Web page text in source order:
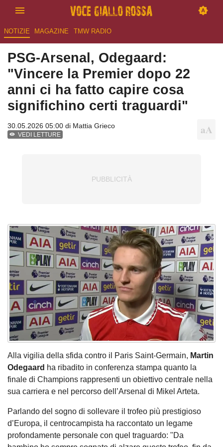
NOTIZIE MAGAZINE TMW RADIO
PSG-Arsenal, Odegaard:
"Vincere la Premier dopo 22
anni ci ha fatto capire cosa
significhino certi traguardi"
30.05.2026 05:00 di Mattia Grieco
VEDI LETTURE
Alla vigilia della sfida contro il Paris Saint-Germain, Martin
Odegaard ha ribadito in conferenza stampa quanto la
finale di Champions rappresenti un obiettivo centrale nella
sua carriera e nel percorso dell’Arsenal di Mikel Arteta.
Parlando del sogno di sollevare il trofeo più prestigioso
d’Europa, il centrocampista ha raccontato un legame
profondamente personale con quel traguardo: "Da